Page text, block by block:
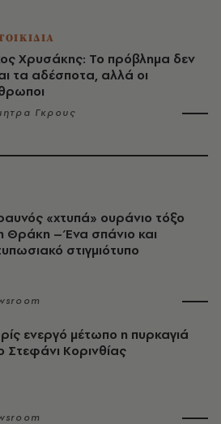
Χρυσάκης: Το πρόβλημα δεν
τα αδέσποτα, αλλά οι
Γκρους
«χτυπά» ουράνιο τόξο
Θράκη – Ένα σπάνιο και
στιγμιότυπο
ενεργό μέτωπο η πυρκαγιά
Στεφάνι Κορινθίας